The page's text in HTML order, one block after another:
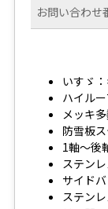
お問い合わせ
いすゞ
ハイル
メッキ
防雪板
1軸～後
ステン
サイド
ステン